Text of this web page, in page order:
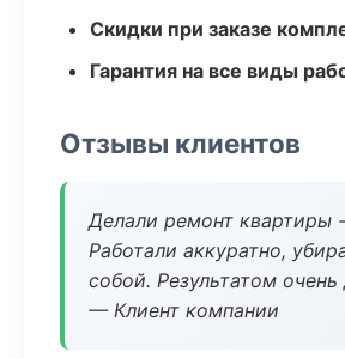
Скидки при заказе
Гарантия на все виды
Отзывы клиентов
Делали ремонт квартиры
Работали аккуратно,
собой. Результатом
— Клиент компании